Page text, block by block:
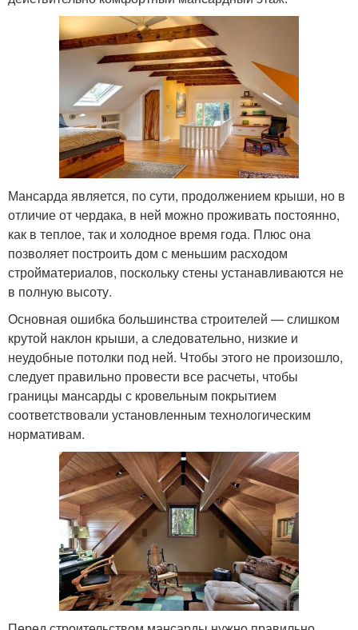
Мансарда является, по сути, продолжением крыши, но в
отличие от чердака, в ней можно проживать постоянно,
как в теплое, так и холодное время года. Плюс она
позволяет построить дом с меньшим расходом
стройматериалов, поскольку стены устанавливаются не
в полную высоту.
Основная ошибка большинства строителей — слишком
крутой наклон крыши, а следовательно, низкие и
неудобные потолки под ней. Чтобы этого не произошло,
следует правильно провести все расчеты, чтобы
границы мансарды с кровельным покрытием
соответствовали установленным технологическим
нормативам.